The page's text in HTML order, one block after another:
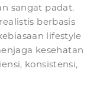
sangat padat.
berbasis
lifestyle
kesehatan
konsistensi,